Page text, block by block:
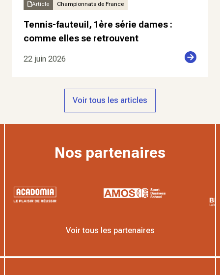
Article Championnats de France
Tennis-fauteuil, 1ère série dames :
comme elles se retrouvent
22 juin 2026
Voir tous les articles
Nos partenaires
Voir tous les partenaires